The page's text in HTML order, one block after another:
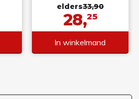
elders33,90
28,25
In winkelmand